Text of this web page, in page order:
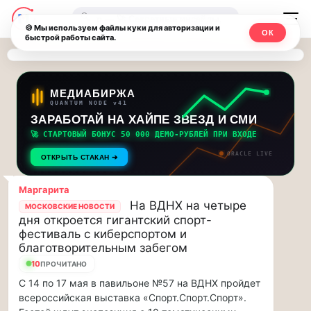
Последние
новости
и
обновления
потока:
Друзья,
приглашаем
на
музыкальную
прогулку
по
Москве
Чайковского!…
Друзья,
на
музыкальную
Москвичи.net
—
Главный
столичный
чат-
мессенджер,
новости
и
инсайды
Москвы
🔍
МЕДИАБИРЖА
QUANTUM NODE v41
ЗАРАБОТАЙ НА ХАЙПЕ ЗВЕЗД И СМИ
🚀 СТАРТОВЫЙ БОНУС 50 000 ДЕМО-РУБЛЕЙ ПРИ ВХОДЕ
ОТКРЫТЬ СТАКАН ➔ ORACLE LIVE
Маргарита
МОСКОВСКИЕ НОВОСТИ
На ВДНХ на четыре
дня откроется гигантский спорт-
фестиваль с киберспортом и
благотворительным забегом
10ПРОЧИТАНО
С 14 по 17 мая в павильоне №57 на ВДНХ пройдет
всероссийская выставка «Спорт.Спорт.Спорт».
🍪 Мы используем файлы куки для авторизации и
быстрой работы сайта.
ОК